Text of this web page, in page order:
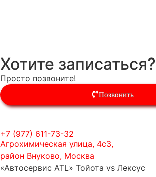
Хотите записаться?
Просто позвоните!
Позвонить
+7 (977) 611-73-32
Агрохимическая улица, 4с3,
район Внуково, Москва
«Автосервис ATL» Тойота vs Лексус